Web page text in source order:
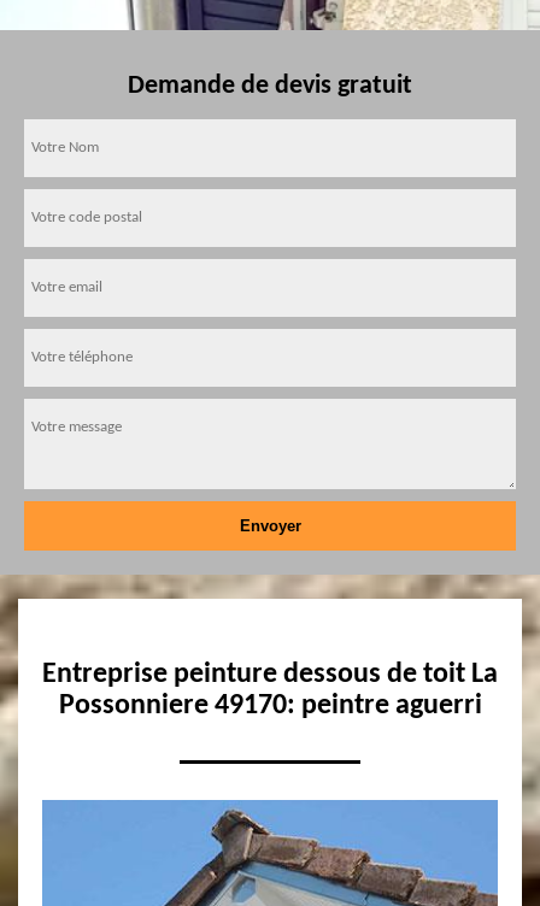
Demande de devis gratuit
Entreprise peinture dessous de toit La
Possonniere 49170: peintre aguerri